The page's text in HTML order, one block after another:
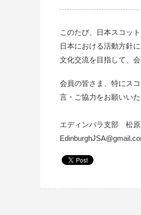
このたび、日本スコッ
日本における活動方針
文化交流を目指して、
会員の皆さま、特にス
言・ご協力をお願いいた
エディンバラ支部 松原